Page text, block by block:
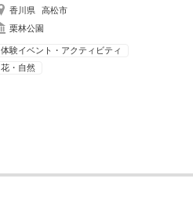
香川県
高松市
栗林公園
体験イベント・アクティビティ
花・自然